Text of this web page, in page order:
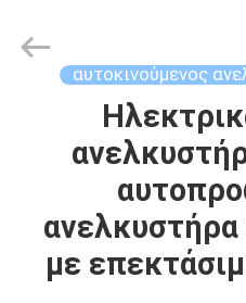
ΠΡΟΪΌΝΤΑ
ΣΧΕΤΙΚΆ
αυτοκινούμενος
ανελκυστήρα
με